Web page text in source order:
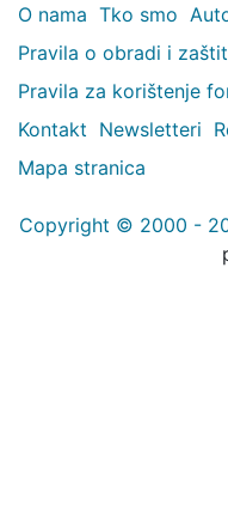
O nama Tko smo
Pravila o obradi i
Pravila za korištenje
Kontakt Newsletteri
Mapa stranica
Copyright © 2000 -